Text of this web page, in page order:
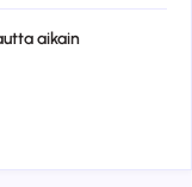
aikain